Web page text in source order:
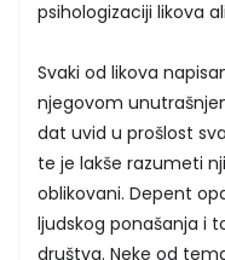
psihologizaciji likova
Svaki od likova
njegovom
dat uvid u prošlost
te je lakše razumeti
oblikovani. Depent
ljudskog ponašanja i
društva. Neke od